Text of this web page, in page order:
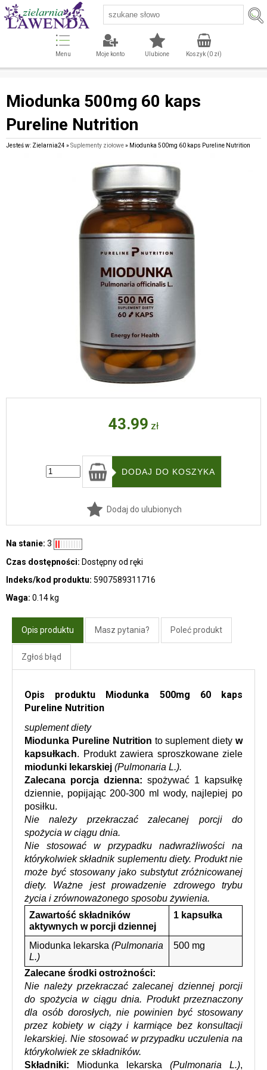
Menu Moje konto Ulubione Koszyk (0zł)
Miodunka 500mg 60 kaps
Pureline Nutrition
Jesteś w: Zielarnia24 »Suplementy ziołowe» Miodunka 500mg 60 kaps Pureline Nutrition
43.99 zł
Dodaj do ulubionych
Na stanie: 3
Czas dostępności: Dostępny od ręki
Indeks/kod produktu: 5907589311716
Waga: 0.14 kg
Opis produktu Masz pytania? Poleć produkt
Zgłoś błąd
Opis produktu Miodunka 500mg 60 kaps
Pureline Nutrition
suplement diety
Miodunka Pureline Nutrition to suplement diety w
kapsułkach
miodunki lekarskiej (Pulmonaria L.).
Zalecana porcja dzienna: spożywać 1 kapsułkę
dziennie, popijając 200-300 ml wody, najlepiej po
posiłku.
Nie należy przekraczać zalecanej porcji do
spożycia w ciągu dnia.
Nie stosować w przypadku nadwrażliwości na
którykolwiek składnik suplementu diety. Produkt nie
może być stosowany jako substytut zróżnicowanej
diety. Ważne jest prowadzenie zdrowego trybu
życia i zrównoważonego sposobu żywienia.
Zawartość składników
aktywnych w porcji dziennej
1 kapsułka
Miodunka lekarska (Pulmonaria
L.)
500 mg
Zalecane środki ostrożności:
Nie należy przekraczać zalecanej dziennej porcji
do spożycia w ciągu dnia. Produkt przeznaczony
dla osób dorosłych, nie powinien być stosowany
przez kobiety w ciąży i karmiące bez konsultacji
lekarskiej. Nie stosować w przypadku uczulenia na
którykolwiek ze składników.
Składniki: Miodunka lekarska (Pulmonaria L.),